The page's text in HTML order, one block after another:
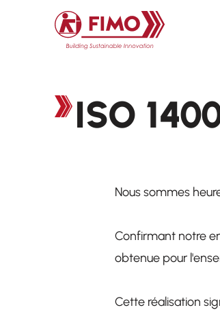
Retour à l'accueil
ISO
Nous sommes
Confirmant notre
obtenue pour
Cette réalisation